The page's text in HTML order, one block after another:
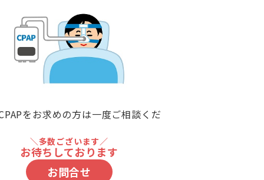
をお求めの方は一度ご相談くだ
＼多数ございます／
お待ちしております
お問合せ